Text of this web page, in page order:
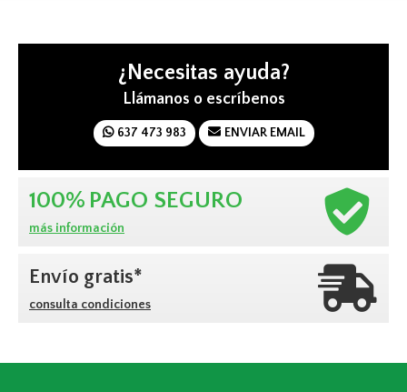
¿Necesitas ayuda?
Llámanos o escríbenos
637 473 983 ENVIAR EMAIL
100% PAGO SEGURO
más información
Envío gratis*
consulta condiciones